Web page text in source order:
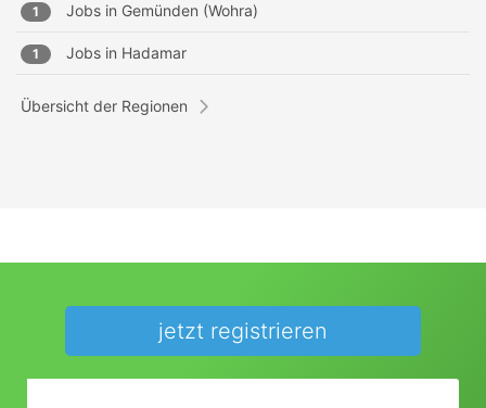
1 Jobs in Gemünden (Wohra)
1 Jobs in Hadamar
Übersicht der Regionen
jetzt registrieren